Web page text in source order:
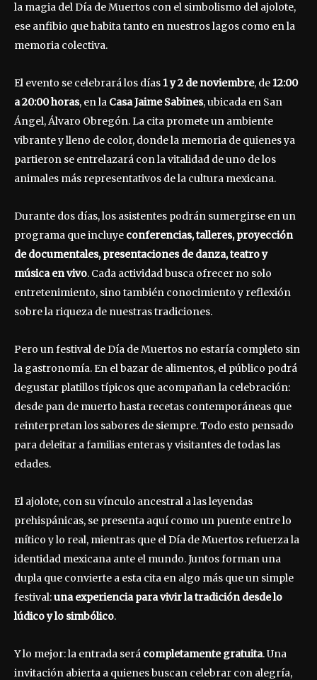
la magia del Día de Muertos con el simbolismo del ajolote,
ese anfibio que habita tanto en nuestros lagos como en la
memoria colectiva.
El evento se celebrará los días 1 y 2 de noviembre, de 12:00
a 20:00 horas, en la Casa Jaime Sabines, ubicada en San
Ángel, Álvaro Obregón. La cita promete un ambiente
vibrante y lleno de color, donde la memoria de quienes ya
partieron se entrelazará con la vitalidad de uno de los
animales más representativos de la cultura mexicana.
Durante dos días, los asistentes podrán sumergirse en un
programa que incluye conferencias, talleres, proyección
de documentales, presentaciones de danza, teatro y
música en vivo. Cada actividad busca ofrecer no solo
entretenimiento, sino también conocimiento y reflexión
sobre la riqueza de nuestras tradiciones.
Pero un festival de Día de Muertos no estaría completo sin
la gastronomía. En el bazar de alimentos, el público podrá
degustar platillos típicos que acompañan la celebración:
desde pan de muerto hasta recetas contemporáneas que
reinterpretan los sabores de siempre. Todo esto pensado
para deleitar a familias enteras y visitantes de todas las
edades.
El ajolote, con su vínculo ancestral a las leyendas
prehispánicas, se presenta aquí como un puente entre lo
mítico y lo real, mientras que el Día de Muertos refuerza la
identidad mexicana ante el mundo. Juntos forman una
dupla que convierte a esta cita en algo más que un simple
festival:una experiencia para vivir la tradición desde lo
lúdico y lo simbólico.
Y lo mejor: la entrada será completamente gratuita. Una
invitación abierta a quienes buscan celebrar con alegría,